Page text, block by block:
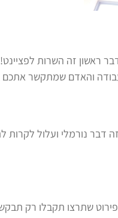
ראשון זה השרות
והאדם שמתקשר אתכם
נורמלי ועלול לקרות
שתרצו תקבלו רק